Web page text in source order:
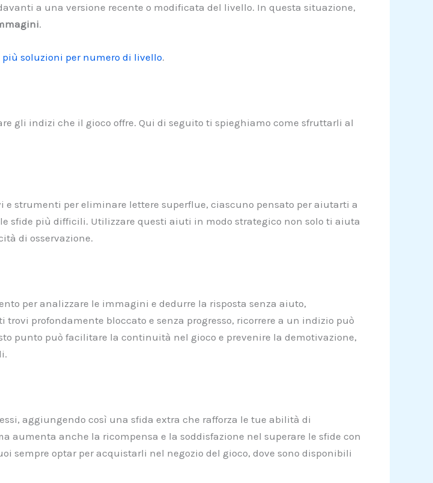
a una versione recente o modificata del livello. In questa situazione,
.
più soluzioni per numero di livello.
gli indizi che il gioco offre. Qui di seguito ti spieghiamo come sfruttarli al
e strumenti per eliminare lettere superflue, ciascuno pensato per aiutarti a
sfide più difficili. Utilizzare questi aiuti in modo strategico non solo ti aiuta
di osservazione.
per analizzare le immagini e dedurre la risposta senza aiuto,
profondamente bloccato e senza progresso, ricorrere a un indizio può
punto può facilitare la continuità nel gioco e prevenire la demotivazione,
aggiungendo così una sfida extra che rafforza le tue abilità di
aumenta anche la ricompensa e la soddisfazione nel superare le sfide con
sempre optar per acquistarli nel negozio del gioco, dove sono disponibili